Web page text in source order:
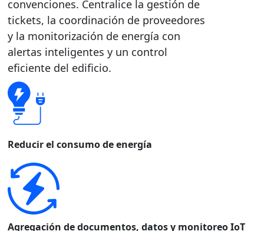
convenciones. Centralice la gestión de
tickets, la coordinación de proveedores
y la monitorización de energía con
alertas inteligentes y un control
eficiente del edificio.
Reducir el consumo de energía
Agregación de documentos, datos y monitoreo IoT